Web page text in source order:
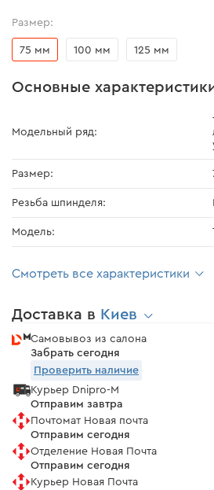
Размер:
75 мм 100 мм 125 мм
Основные
Модельный ряд:
Размер:
Резьба шпинделя:
Модель:
Смотреть все характеристики
Доставка в Киев
Самовывоз из салона
Забрать сегодня
Проверить наличие
Курьер Dnipro-M
Отправим завтра
Почтомат Новая почта
Отправим сегодня
Отделение Новая Почта
Отправим сегодня
Курьер Новая Почта